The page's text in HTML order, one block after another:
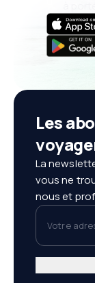
Les
La
vous ne
nous et
Votre